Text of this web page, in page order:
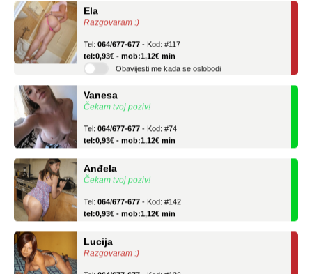
Razgovaram :)
tel:0,93€ - mob:1,12€ min
Obavijesti me kada se oslobodi
Čekam tvoj poziv!
tel:0,93€ - mob:1,12€ min
Čekam tvoj poziv!
tel:0,93€ - mob:1,12€ min
Razgovaram :)